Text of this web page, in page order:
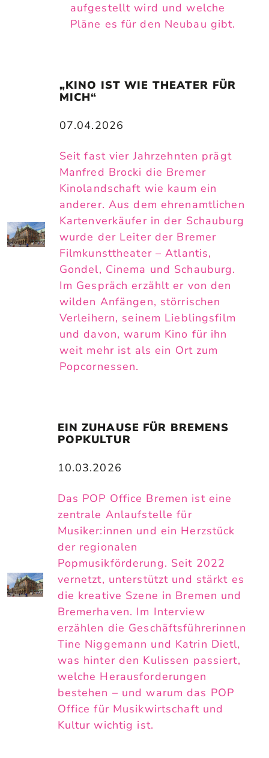
aufgestellt wird und welche
Pläne es für den Neubau gibt.
„KINO IST WIE THEATER FÜR
MICH“
07.04.2026
Seit fast vier Jahrzehnten prägt
Manfred Brocki die Bremer
Kinolandschaft wie kaum ein
anderer. Aus dem ehrenamtlichen
Kartenverkäufer in der Schauburg
wurde der Leiter der Bremer
Filmkunsttheater – Atlantis,
Gondel, Cinema und Schauburg.
Im Gespräch erzählt er von den
wilden Anfängen, störrischen
Verleihern, seinem Lieblingsfilm
und davon, warum Kino für ihn
weit mehr ist als ein Ort zum
Popcornessen.
EIN ZUHAUSE FÜR BREMENS
POPKULTUR
10.03.2026
Das POP Office Bremen ist eine
zentrale Anlaufstelle für
Musiker:innen und ein Herzstück
der regionalen
Popmusikförderung. Seit 2022
vernetzt, unterstützt und stärkt es
die kreative Szene in Bremen und
Bremerhaven. Im Interview
erzählen die Geschäftsführerinnen
Tine Niggemann und Katrin Dietl,
was hinter den Kulissen passiert,
welche Herausforderungen
bestehen – und warum das POP
Office für Musikwirtschaft und
Kultur wichtig ist.